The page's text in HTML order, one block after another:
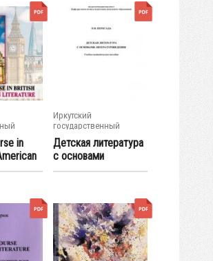
in
Иркутский
государственный
университет
Детская литература
с основами
литературоведения...